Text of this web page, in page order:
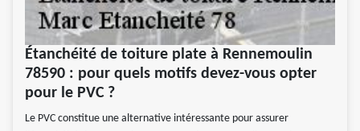
Étanchéité de toiture plate à Rennemoulin
78590 : pour quels motifs devez-vous opter
pour le PVC ?
Le PVC constitue une alternative intéressante pour assurer